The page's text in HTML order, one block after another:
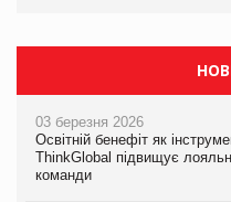
03 березня 2026
Освітній бенефіт як
ThinkGlobal підвищує
команди